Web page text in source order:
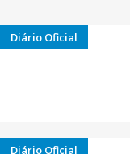
Diário Oficial
Diário Oficial